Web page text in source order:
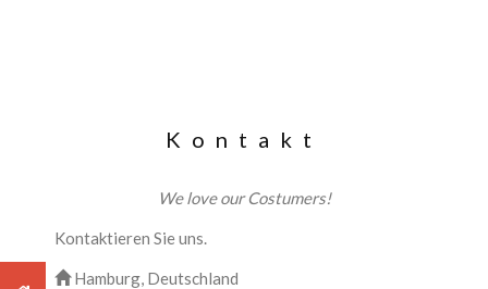
Kontakt
We love our Costumers!
Kontaktieren Sie uns.
Hamburg, Deutschland